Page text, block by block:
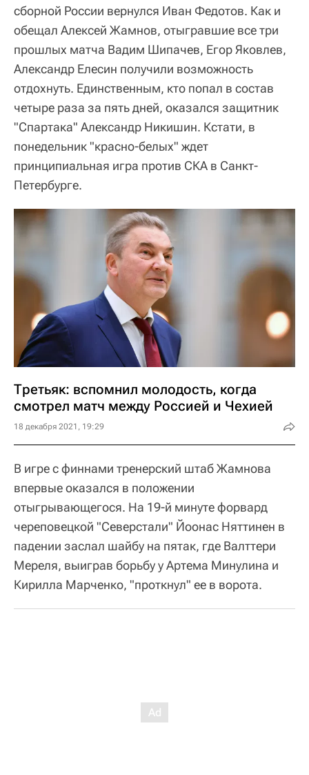
сборной России вернулся Иван Федотов. Как и
обещал Алексей Жамнов, отыгравшие все три
прошлых матча Вадим Шипачев, Егор Яковлев,
Александр Елесин получили возможность
отдохнуть. Единственным, кто попал в состав
четыре раза за пять дней, оказался защитник
"Спартака" Александр Никишин. Кстати, в
понедельник "красно-белых" ждет
принципиальная игра против СКА в Санкт-
Петербурге.
Третьяк: вспомнил молодость, когда
смотрел матч между Россией и Чехией
18 декабря 2021, 19:29
В игре с финнами тренерский штаб Жамнова
впервые оказался в положении
отыгрывающегося. На 19-й минуте форвард
череповецкой "Северстали" Йоонас Няттинен в
падении заслал шайбу на пятак, где Валттери
Мереля, выиграв борьбу у Артема Минулина и
Кирилла Марченко, "проткнул" ее в ворота.